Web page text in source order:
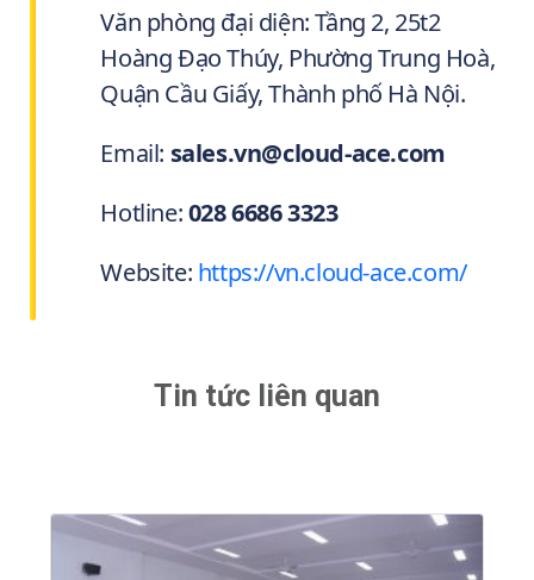
Văn phòng đại diện: Tầng 2, 25t2
Hoàng Đạo Thúy, Phường Trung Hoà,
Quận Cầu Giấy, Thành phố Hà Nội.
Email: sales.vn@cloud-ace.com
Hotline:028 6686 3323
Website: https://vn.cloud-ace.com/
Tin tức liên quan